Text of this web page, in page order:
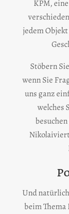
KPM,
jedem
Stöbern
wenn Sie
uns ganz
welches
Und
beim